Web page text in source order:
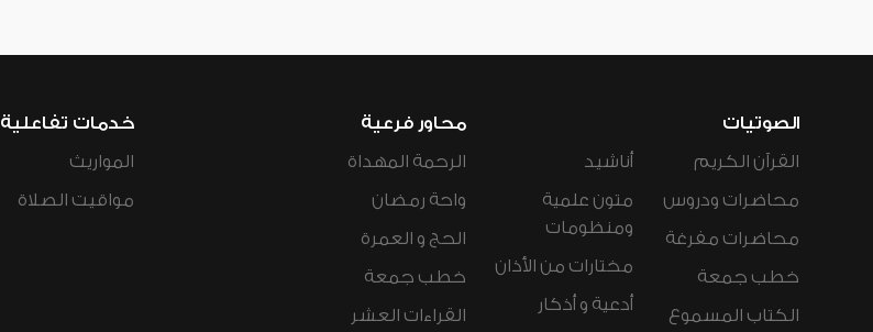
الصوتيات
القرآن الكريم
محاضرات ودروس
محاضرات مفرغة
خطب جمعة
الكتاب المسموع
أناشيد
متون علمية
ومنظومات
مختارات من الأذان
أدعية و أذكار
محاور فرعية
الرحمة المهداة
واحة رمضان
الحج و العمرة
خطب جمعة
القراءات العشر
خدمات تفاعلية
المواريث
مواقيت الصلاة